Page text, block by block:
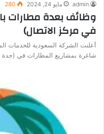
admin مايو 24, 2024 280
وظائف بعدة مطارات
في مركز الاتصال)
شاغرة بمشاريع المطارات في (جدة